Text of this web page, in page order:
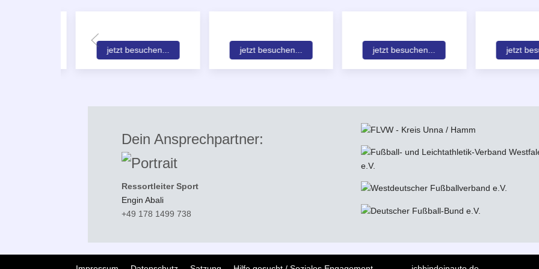
jetzt besuchen... jetzt besuchen... jetzt besuchen... jetzt
Dein Ansprechpartner:
Ressortleiter Sport
Engin Abali
+49 178 1499 738